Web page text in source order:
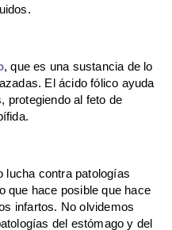
, que es una sustancia de lo
El ácido fólico ayuda
protegiendo al feto de
lucha contra patologías
que hace posible que hace
infartos. No olvidemos
del estómago y del